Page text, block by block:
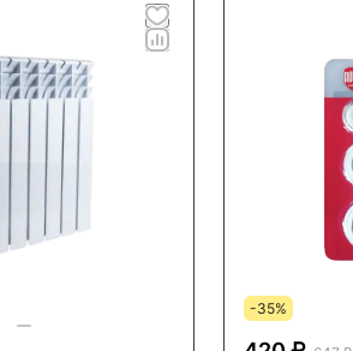
-35%